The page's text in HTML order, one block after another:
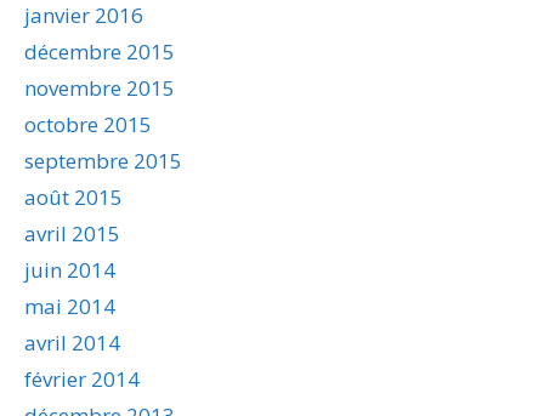
janvier 2016
décembre 2015
novembre 2015
octobre 2015
septembre 2015
août 2015
avril 2015
juin 2014
mai 2014
avril 2014
février 2014